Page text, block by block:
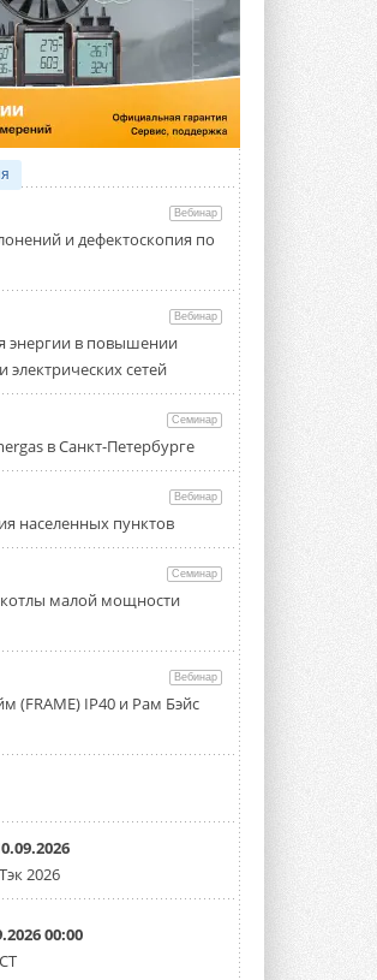
Вебинар
и дефектоскопия по
Вебинар
энергии в повышении
электрических сетей
Семинар
в Санкт-Петербурге
Вебинар
населенных пунктов
Семинар
малой мощности
Вебинар
IP40 и Рам Бэйс
2026
00:00